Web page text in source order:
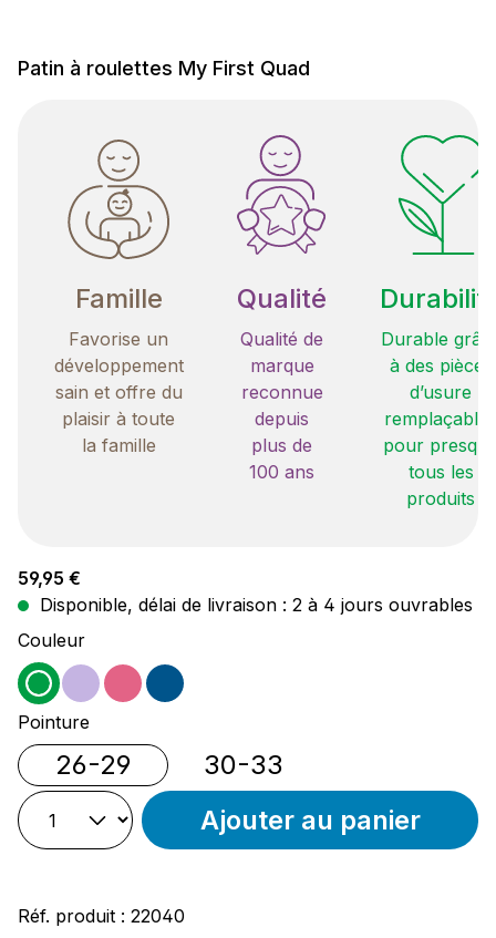
Patin à roulettes My First Quad
Famille
Favorise un
développement
sain et offre du
plaisir à toute
la famille
Qualité
Qualité de
marque
reconnue
depuis
plus de
100 ans
Durable
à des pièces
d’usure
remplaçables
pour
tous les
produits
Prix régulier :
59,95 €
Disponible, délai de livraison : 2 à 4 jours ouvrables
Sélectionnez
Couleur
vertvioletrosebleu
Sélectionnez
Pointure
26-29
30-33
Ajouter au panier
Réf. produit : 22040